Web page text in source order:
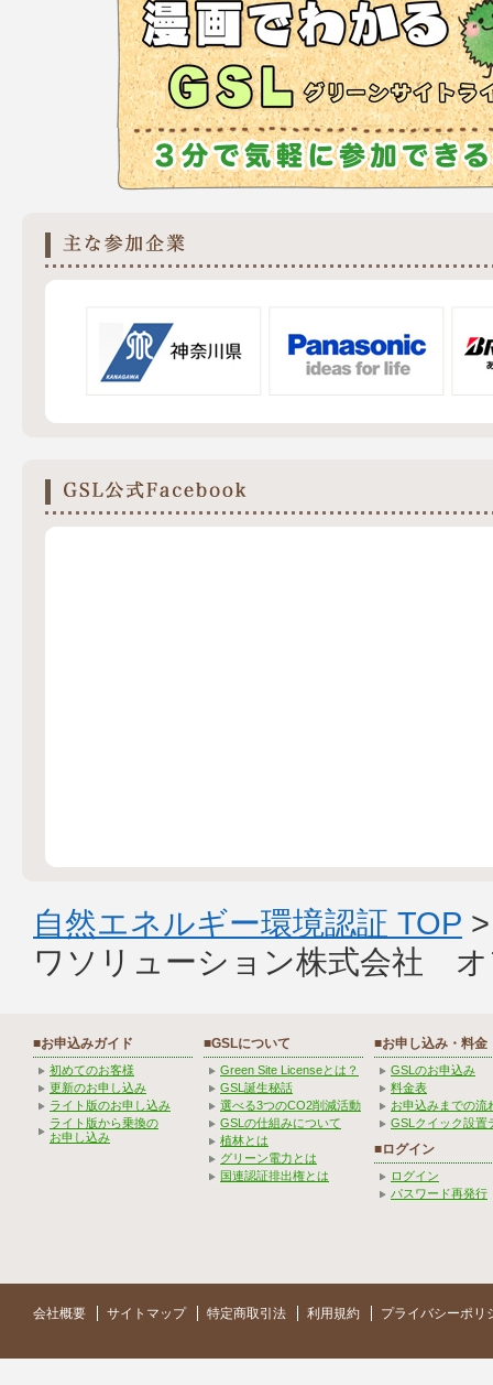
自然エネルギー環境認証 TOP
ワソリューション株式会社
■お申込みガイド
初めてのお客様
更新のお申し込み
ライト版のお申し込み
ライト版から乗換の
お申し込み
■GSLについて
Green Site Licenseとは？
GSL誕生秘話
選べる3つのCO2削減活動
GSLの仕組みについて
植林とは
グリーン電力とは
国連認証排出権とは
■お申し込み・料金
GSLのお申込み
料金表
お申込みまでの流
GSLクイック設置
■ログイン
ログイン
パスワード再発行
会社概要 サイトマップ 特定商取引法 利用規約 プライバシーポリ